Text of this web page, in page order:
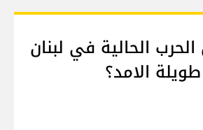
الحالية في لبنان
الامد؟